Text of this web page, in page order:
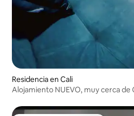
Residencia en Cali
Alojamiento NUEVO, muy cerca de